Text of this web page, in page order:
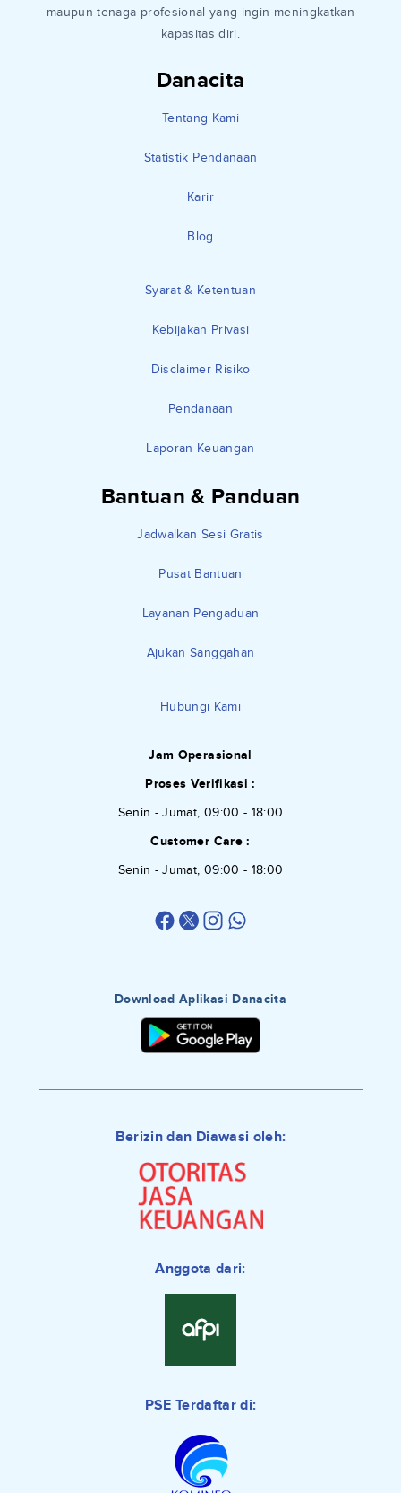
Danacita
Tentang Kami
Statistik Pendanaan
Karir
Blog
Syarat & Ketentuan
Kebijakan Privasi
Disclaimer Risiko
Pendanaan
Laporan Keuangan
Bantuan & Panduan
Jadwalkan Sesi Gratis
Pusat Bantuan
Layanan Pengaduan
Ajukan Sanggahan
Hubungi Kami
Jam Operasional
Proses Verifikasi :
Senin - Jumat, 09:00 - 18:00
Customer Care :
Senin - Jumat, 09:00 - 18:00
maupun tenaga profesional yang ingin meningkatkan
kapasitas diri.
Download Aplikasi Danacita
Berizin dan Diawasi oleh:
Anggota dari:
PSE Terdaftar di: